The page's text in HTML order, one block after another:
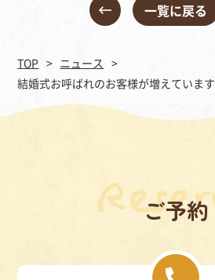
一覧に戻る
TOP
ニュース
結婚式お呼ばれのお客様が増えています
ご予約